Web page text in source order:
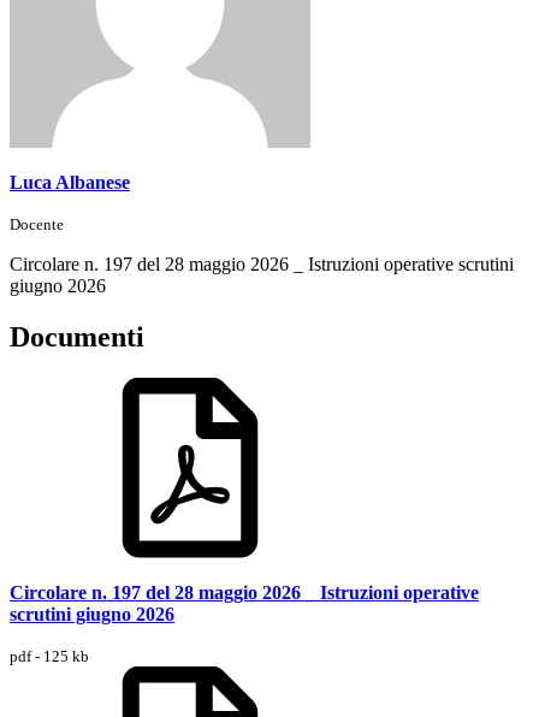
Luca Albanese
Docente
Circolare n. 197 del 28 maggio 2026 _ Istruzioni operative scrutini
giugno 2026
Documenti
Circolare n. 197 del 28 maggio 2026 _ Istruzioni operative
scrutini giugno 2026
pdf - 125 kb